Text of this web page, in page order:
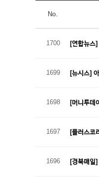
No.
1700 [연합뉴스]
1699 [뉴시스]
1698 [머니투데
1697 [플러스코
1696 [경북매일]